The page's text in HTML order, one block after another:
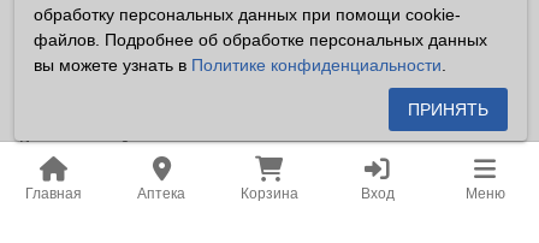
Главная Аптека Корзина Вход Меню
Информация, размещенная на данном сайте имеет
справочный характер, и не должна восприниматься
посетителями сайта как публичная оферта, предусмотренная
Владелец сайта устанавливает запрет на цитирование,
копирование и размещение информации, размещенной на
настоящем сайте newapteka.ru, включая информацию о
обработку персональных данных при помощи cookie-
файлов. Подробнее об обработке персональных данных
вы можете узнать в Политике конфиденциальности
ПРИНЯТЬ